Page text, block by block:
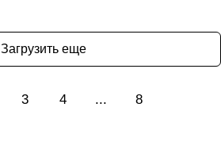
Загрузить еще
3 4 ... 8